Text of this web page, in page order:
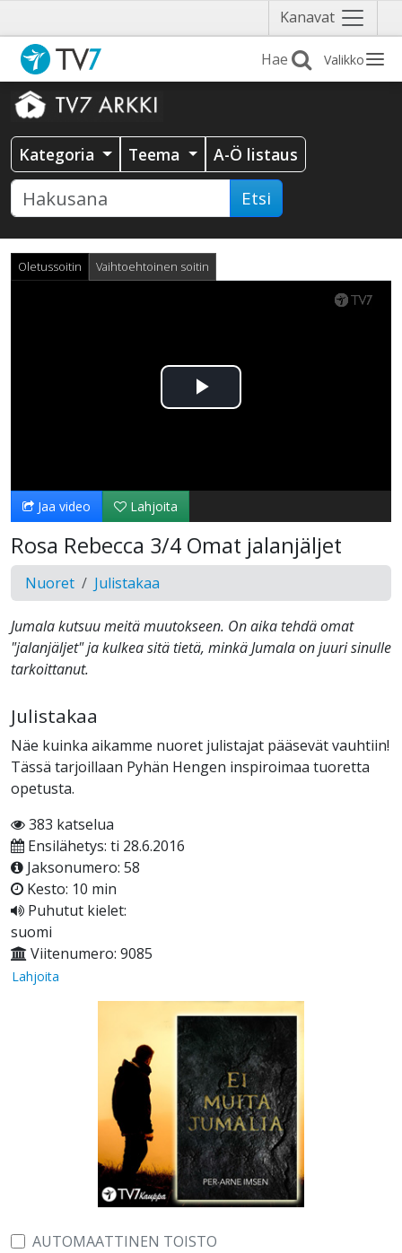
Kanavat Näytä
valikko
Valikko
Kategoria Teema A-Ö listaus
Etsi
Oletussoitin Vaihtoehtoinen soitin
Toista
Jaa video Lahjoita
Rosa Rebecca 3/4 Omat jalanjäljet
Nuoret Julistakaa
Jumala kutsuu meitä muutokseen. On aika tehdä omat
"jalanjäljet" ja kulkea sitä tietä, minkä Jumala on juuri sinulle
tarkoittanut.
Julistakaa
Näe kuinka aikamme nuoret julistajat pääsevät vauhtiin!
Tässä tarjoillaan Pyhän Hengen inspiroimaa tuoretta
opetusta.
383 katselua
Ensilähetys: ti 28.6.2016
Jaksonumero: 58
Kesto: 10 min
Puhutut kielet:
suomi
Viitenumero: 9085
Lahjoita
AUTOMAATTINEN TOISTO